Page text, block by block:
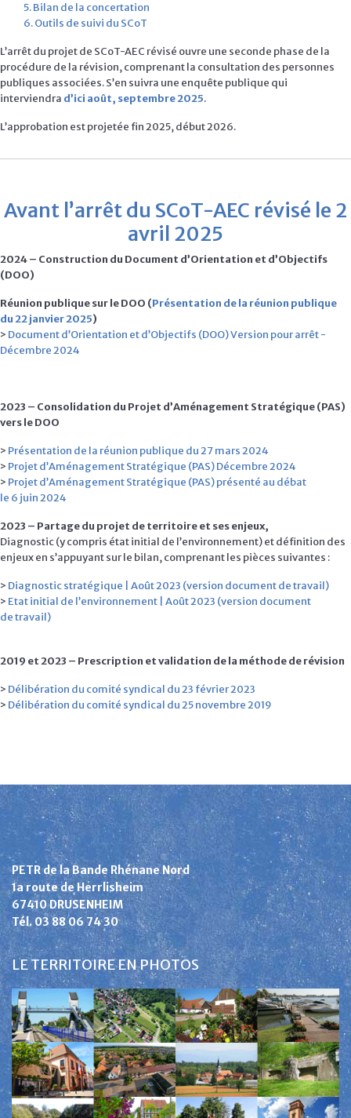
5. Bilan de la concertation
6. Outils de suivi du SCoT
L’arrêt du projet de SCoT-AEC révisé ouvre une seconde phase de la
procédure de la révision, comprenant la consultation des personnes
publiques associées. S’en suivra une enquête publique qui
interviendra d’ici août, septembre 2025.
L’approbation est projetée fin 2025, début 2026.
Avant l’arrêt du SCoT-AEC révisé le 2
avril 2025
2024 – Construction du Document d’Orientation et d’Objectifs
(DOO)
Réunion publique sur le DOO (Présentation de la réunion publique
du 22 janvier 2025)
> Document d’Orientation et d’Objectifs (DOO) Version pour arrêt -
Décembre 2024
2023 – Consolidation du Projet d’Aménagement Stratégique (PAS)
vers le DOO
> Présentation de la réunion publique du 27 mars 2024
> Projet d’Aménagement Stratégique (PAS) Décembre 2024
> Projet d’Aménagement Stratégique (PAS) présenté au débat
le 6 juin 2024
2023 – Partage du projet de territoire et ses enjeux,
Diagnostic (y compris état initial de l’environnement) et définition des
enjeux en s’appuyant sur le bilan, comprenant les pièces suivantes :
> Diagnostic stratégique | Août 2023 (version document de travail)
> Etat initial de l’environnement | Août 2023 (version document
de travail)
2019 et 2023 – Prescription et validation de la méthode de révision
> Délibération du comité syndical du 23 février 2023
> Délibération du comité syndical du 25 novembre 2019
PETR de la Bande Rhénane Nord
1a route de Herrlisheim
67410 DRUSENHEIM
Tél. 03 88 06 74 30
LE TERRITOIRE EN PHOTOS